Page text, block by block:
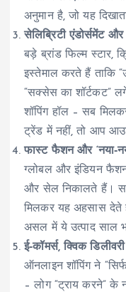
अनुमान है, जो यह
सेलिब्रिटी एंडोर्समेंट
बड़े ब्रांड फिल्म स्टार,
इस्तेमाल करते हैं ताकि
“सक्सेस का शॉर्टकट”
शॉपिंग हॉल – सब
ट्रेंड में नहीं, तो आप
फास्ट फैशन और
ग्लोबल और इंडियन
और सेल निकालते हैं।
मिलकर यह अहसास देते
असल में ये उत्पाद साल
ई‑कॉमर्स, क्विक
ऑनलाइन शॉपिंग ने
– लोग “ट्राय करने” के